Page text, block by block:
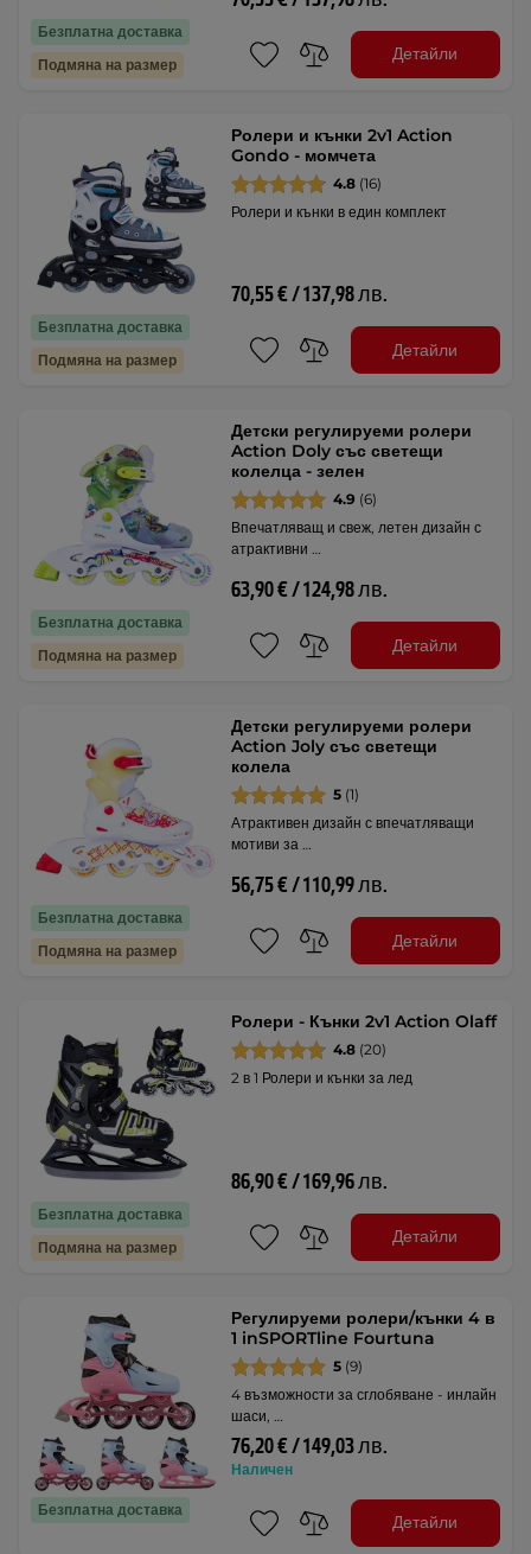
Безплатна доставка
Подмяна на размер
Детайли
Безплатна доставка
Подмяна на размер
Ролери и кънки 2v1 Action
Gondo - момчета
4.8 (16)
Ролери и кънки в един комплект
70,55 € / 137,98 лв.
Детайли
Безплатна доставка
Подмяна на размер
Детски регулируеми ролери
Action Doly със светещи
колелца - зелен
4.9 (6)
Впечатляващ и свеж, летен дизайн с
атрактивни …
63,90 € / 124,98 лв.
Детайли
Безплатна доставка
Подмяна на размер
Детски регулируеми ролери
Action Joly със светещи
колела
5 (1)
Атрактивен дизайн с впечатляващи
мотиви за …
56,75 € / 110,99 лв.
Детайли
Безплатна доставка
Подмяна на размер
Ролери - Кънки 2v1 Action Olaff
4.8 (20)
2 в 1 Ролери и кънки за лед
86,90 € / 169,96 лв.
Детайли
Безплатна доставка
Регулируеми ролери/кънки 4 в
1 inSPORTline Fourtuna
5 (9)
4 възможности за сглобяване - инлайн
шаси, …
76,20 € / 149,03 лв.
Наличен
Детайли